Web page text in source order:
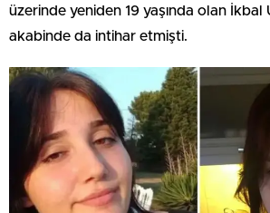
üzerinde yeniden 19 yaşında olan İkbal
akabinde da intihar etmişti.